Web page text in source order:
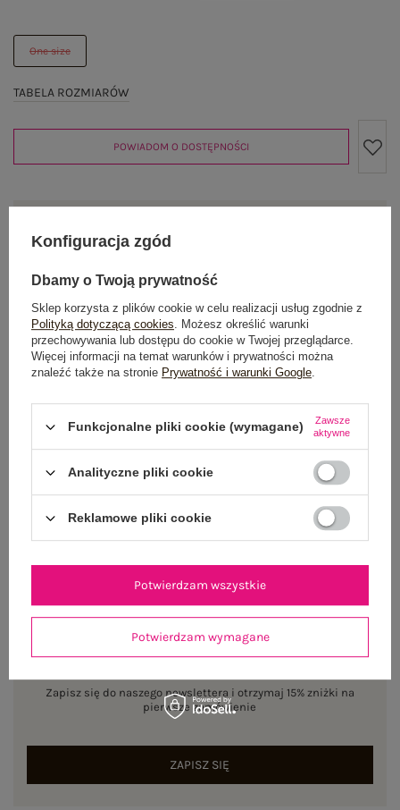
One size
TABELA ROZMIARÓW
POWIADOM O DOSTĘPNOŚCI
OPIS PRODUKTU
GŁÓWNE PARAMETRY
WYSYŁKA I DOSTAWA
ZWROTY I REKLAMACJE
NEWSLETTER
Zapisz się do naszego newslettera i otrzymaj 15% zniżki na
pierwsze zamówienie
ZAPISZ SIĘ
Konfiguracja zgód
Dbamy o Twoją prywatność
Sklep korzysta z plików cookie w celu realizacji usług zgodnie z
Polityką dotyczącą cookies. Możesz określić warunki
przechowywania lub dostępu do cookie w Twojej przeglądarce.
Więcej informacji na temat warunków i prywatności można
znaleźć także na stronie Prywatność i warunki Google.
Funkcjonalne pliki cookie (wymagane)
Zawsze
aktywne
Analityczne pliki cookie
Reklamowe pliki cookie
Potwierdzam wymagane
Potwierdzam wszystkie